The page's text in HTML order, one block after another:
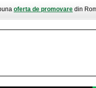
oferta de promovare din